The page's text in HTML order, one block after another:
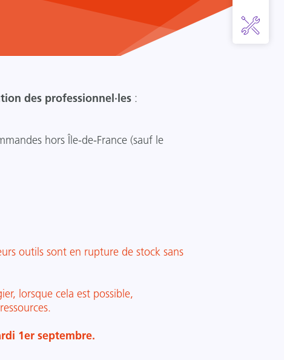
des professionnel·les :
hors Île-de-France (sauf le
outils sont en rupture de stock sans
lorsque cela est possible,
1er septembre.